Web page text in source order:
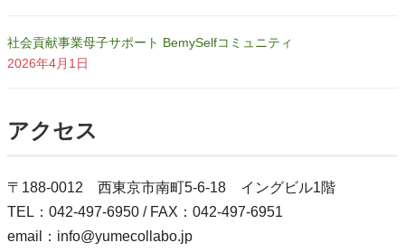
社会貢献事業母子サポート BemySelfコミュニティ
2026年4月1日
アクセス
〒188-0012 西東京市南町5-6-18 イングビル1階
TEL：042-497-6950 / FAX：042-497-6951
email：info@yumecollabo.jp